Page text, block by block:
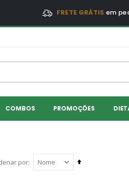
FRETE GRÁTIS em
COMBOS PROMOÇÕES
por
Definir